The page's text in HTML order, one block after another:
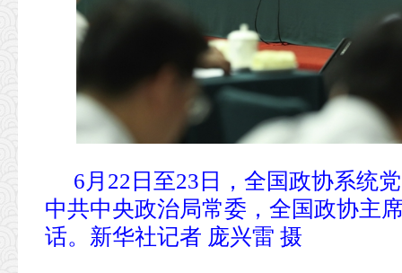
6月22日至23日，全国政协系统
中共中央政治局常委，全国政协主
话。新华社记者 庞兴雷 摄